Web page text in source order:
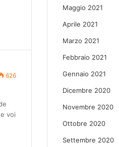
626
voi
Maggio 2021
Aprile 2021
Marzo 2021
Febbraio 2021
Gennaio 2021
Dicembre 2020
Novembre 2020
Ottobre 2020
Settembre 2020